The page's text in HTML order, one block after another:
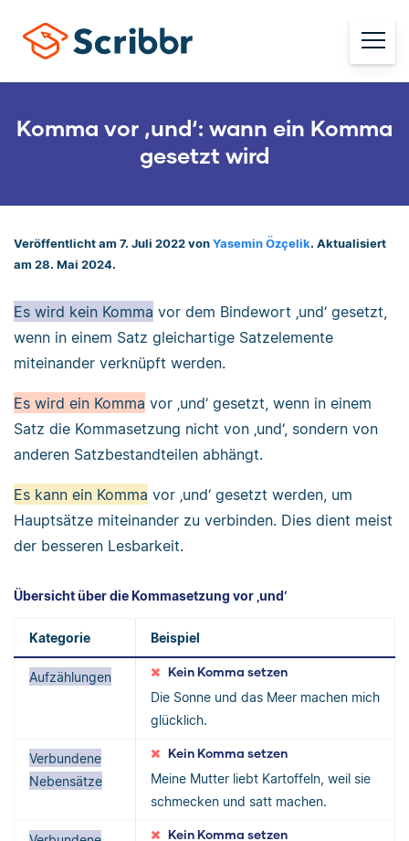
Komma vor ‚und‘: wann ein Komma
gesetzt wird
Veröffentlicht am 7. Juli 2022 von Yasemin Özçelik. Aktualisiert
am 28. Mai 2024.
Es wird kein Komma vor dem Bindewort ‚und‘ gesetzt,
wenn in einem Satz gleichartige Satzelemente
miteinander verknüpft werden.
Es wird ein Komma vor ‚und‘ gesetzt, wenn in einem
Satz die Kommasetzung nicht von ‚und‘, sondern von
anderen Satzbestandteilen abhängt.
Es kann ein Komma vor ‚und‘ gesetzt werden, um
Hauptsätze miteinander zu verbinden. Dies dient meist
der besseren Lesbarkeit.
Übersicht über die Kommasetzung vor ‚und‘
Kategorie Beispiel
Aufzählungen Kein Komma setzen
Die Sonne und das Meer machen mich
glücklich.
Verbundene
Nebensätze
Kein Komma setzen
Meine Mutter liebt Kartoffeln, weil sie
schmecken und satt machen.
Kein Komma setzen